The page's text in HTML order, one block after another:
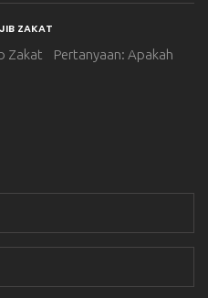
ZAKAT
Zakat Pertanyaan: Apakah